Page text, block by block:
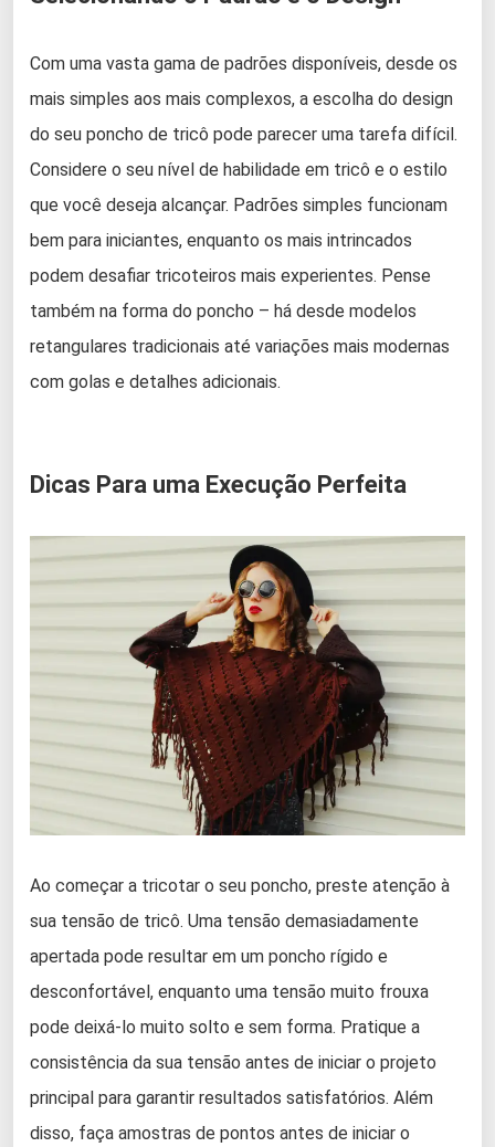
Com uma vasta gama de padrões disponíveis, desde os
mais simples aos mais complexos, a escolha do design
do seu poncho de tricô pode parecer uma tarefa difícil.
Considere o seu nível de habilidade em tricô e o estilo
que você deseja alcançar. Padrões simples funcionam
bem para iniciantes, enquanto os mais intrincados
podem desafiar tricoteiros mais experientes. Pense
também na forma do poncho – há desde modelos
retangulares tradicionais até variações mais modernas
com golas e detalhes adicionais.
Dicas Para uma Execução Perfeita
Ao começar a tricotar o seu poncho, preste atenção à
sua tensão de tricô. Uma tensão demasiadamente
apertada pode resultar em um poncho rígido e
desconfortável, enquanto uma tensão muito frouxa
pode deixá-lo muito solto e sem forma. Pratique a
consistência da sua tensão antes de iniciar o projeto
principal para garantir resultados satisfatórios. Além
disso, faça amostras de pontos antes de iniciar o